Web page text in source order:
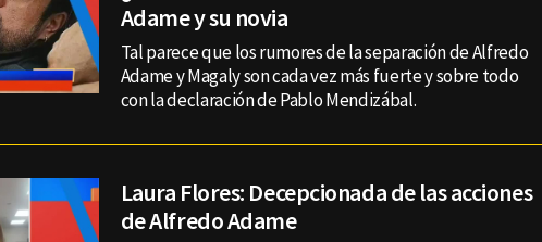
Adame y su novia
Tal parece que los rumores de la separación de Alfredo
Adame y Magaly son cada vez más fuerte y sobre todo
con la declaración de Pablo Mendizábal.
Laura Flores: Decepcionada de las acciones
de Alfredo Adame